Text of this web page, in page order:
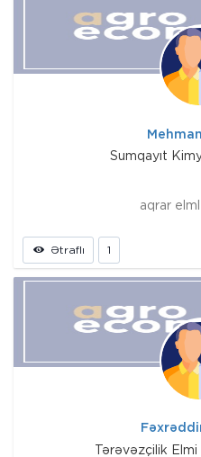
Sumqayıt
aqrar
Ətraflı 1
Tərəvəzçilik